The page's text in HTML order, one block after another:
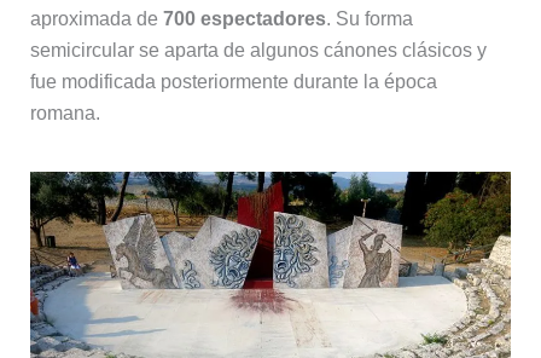
aproximada de 700 espectadores. Su forma
semicircular se aparta de algunos cánones clásicos y
fue modificada posteriormente durante la época
romana.